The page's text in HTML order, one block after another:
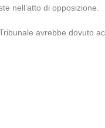
nell’atto di opposizione.
avrebbe dovuto